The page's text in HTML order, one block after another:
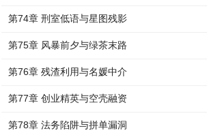
第74章 刑室低语与星图残影
第75章 风暴前夕与绿茶末路
第76章 残渣利用与名媛中介
第77章 创业精英与空壳融资
第78章 法务陷阱与拼单漏洞